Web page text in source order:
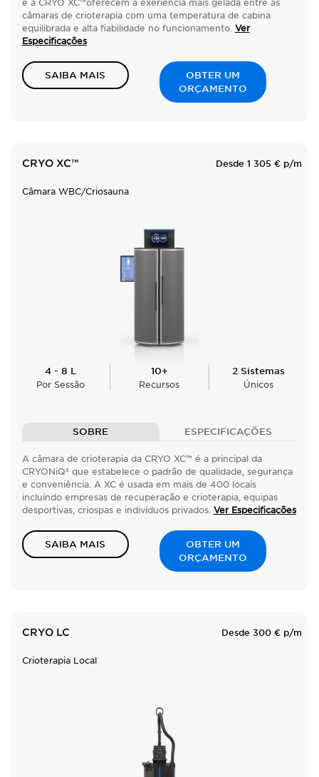
câmaras de crioterapia com uma temperatura de cabina
equilibrada e alta fiabilidade no funcionamento. Ver
Especificações
SAIBA MAIS
OBTER UM
ORÇAMENTO
CRYO XC™
Câmara WBC/Criosauna
Desde 1 305 € p/m
4 - 8 L
Por Sessão
10+
Recursos
2 Sistemas
Únicos
SOBRE ESPECIFICAÇÕES
A câmara de crioterapia da CRYO XC™ é a principal da
CRYONiQ® que estabelece o padrão de qualidade, segurança
e conveniência. A XC é usada em mais de 400 locais
incluíndo empresas de recuperação e crioterapia, equipas
desportivas, criospas e indivíduos privados. Ver Especificações
SAIBA MAIS
OBTER UM
ORÇAMENTO
CRYO LC
Crioterapia Local
Desde 300 € p/m